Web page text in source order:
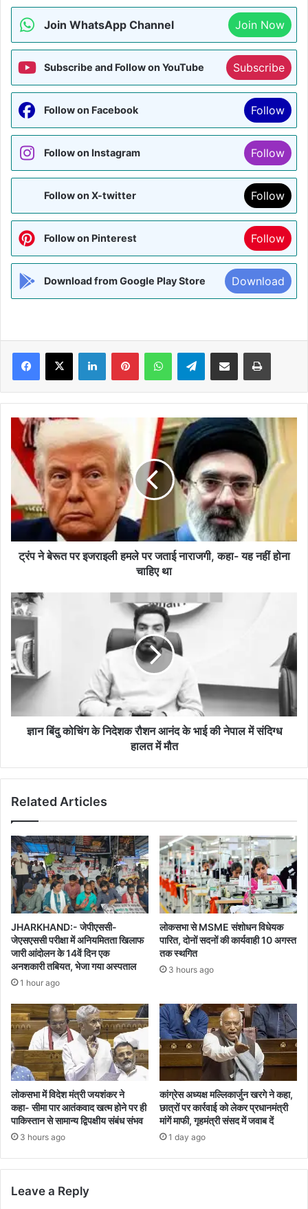
Join WhatsApp Channel Join Now
Subscribe and Follow on YouTube Subscribe
Follow on Facebook Follow
Follow on Instagram Follow
Follow on X-twitter Follow
Follow on Pinterest Follow
Download from Google Play Store Download
Facebook
X LinkedInPinterestWhatsAppTelegramShare via Email Print
ट्रंप
बेरूत
इजराइली
हमले
पर
जताई
नाराजगी,
कहा-
होना
चाहिए
ट्रंप ने बेरूत पर इजराइली हमले पर जताई नाराजगी, कहा- यह नहीं होना
चाहिए था
ज्ञान
बिंदु
के
निदेशक
रौशन
के
भाई
में
ज्ञान बिंदु कोचिंग के निदेशक रौशन आनंद के भाई की नेपाल में संदिग्ध
हालत में मौत
Related Articles
JHARKHAND:- जेपीएससी-
जेएसएससी परीक्षा में अनियमितता खिलाफ
जारी आंदोलन के 14वें दिन एक
अनशकारी तबियत, भेजा गया अस्पताल
1 hour ago
लोकसभा से MSME संशोधन विधेयक
पारित, दोनों सदनों की कार्यवाही 10 अगस्त
तक स्थगित
3 hours ago
लोकसभा में विदेश मंत्री जयशंकर ने
कहा- सीमा पार आतंकवाद खत्म होने पर ही
पाकिस्तान से सामान्य द्विपक्षीय संबंध संभव
3 hours ago
कांग्रेस अध्यक्ष मल्लिकार्जुन खरगे ने कहा,
छात्रों पर कार्रवाई को लेकर प्रधानमंत्री
मांगें माफी, गृहमंत्री संसद में जवाब दें
1 day ago
Leave a Reply